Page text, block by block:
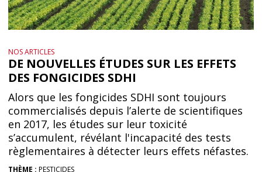
NOS ARTICLES
DE NOUVELLES ÉTUDES SUR LES EFFETS
DES FONGICIDES SDHI
Alors que les fongicides SDHI sont toujours
commercialisés depuis l’alerte de scientifiques
en 2017, les études sur leur toxicité
s’accumulent, révélant l'incapacité des tests
règlementaires à détecter leurs effets néfastes.
THÈME : PESTICIDES